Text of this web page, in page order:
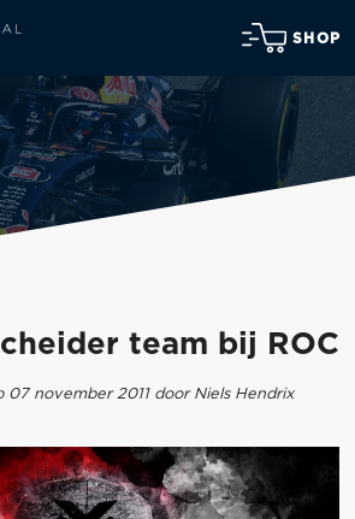
SHOP
team bij ROC
07 november 2011 door Niels Hendrix